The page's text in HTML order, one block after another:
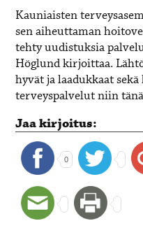
Kauniaisten
sen aiheuttaman
tehty uudistuksia
Höglund kirjoittaa.
hyvät ja laadukkaat
terveyspalvelut niin
Jaa kirjoitus:
0